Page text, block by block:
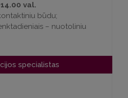
val.
būdu;
– nuotoliniu
specialistas